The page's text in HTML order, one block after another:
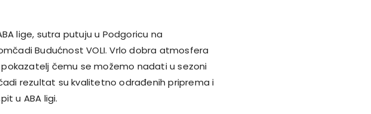
lige, sutra putuju u Podgoricu na
Budućnost VOLI. Vrlo dobra atmosfera
pokazatelj čemu se možemo nadati u sezoni
rezultat su kvalitetno odrađenih priprema i
u ABA ligi.